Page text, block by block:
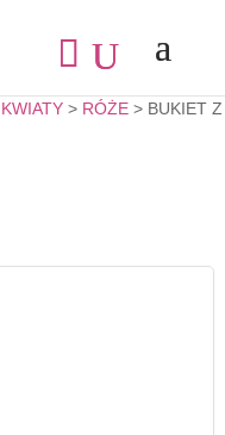
KWIATY> RÓŻE> BUKIET Z